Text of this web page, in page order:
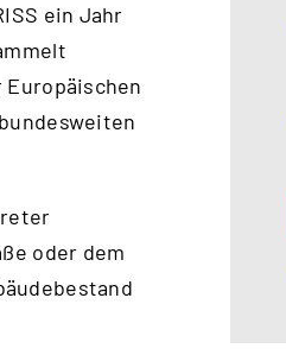
ein Jahr
oder dem